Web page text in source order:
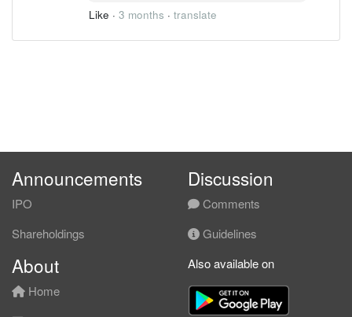
Like · 3 months · translate
Announcements
IPO
Shareholdings
Discussion
Comments
Guidelines
About
Home
Also available on